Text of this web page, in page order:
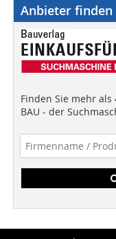
Anbieter finden
Finden Sie mehr als
BAU - der